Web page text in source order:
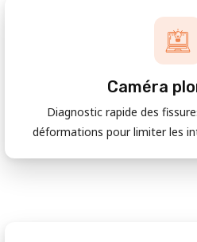
Caméra
Diagnostic rapide des
déformations pour limiter les